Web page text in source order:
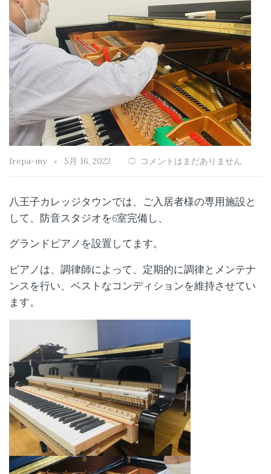
frepa-my 5月 16, 2022 コメントはまだありません
八王子カレッジタウンでは、ご入居者様の専用施設と
して、防音スタジオを6室完備し、
グランドピアノを設置してます。
ピアノは、調律師によって、定期的に調律とメンテナ
ンスを行い、ベストなコンディションを維持させてい
ます。